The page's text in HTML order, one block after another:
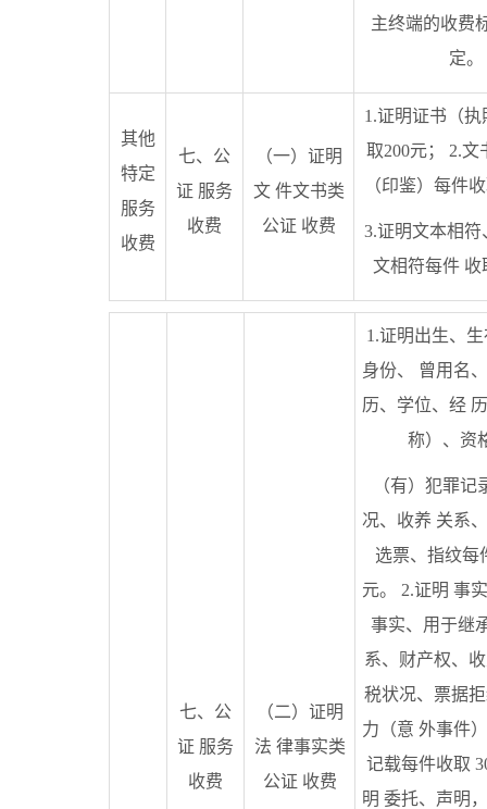
主终端的收费
定。
其他
特定
服务
收费
七、公
证 服务
收费
（一）证明
文 件文书类
公证 收费
1.证明证书（
取200元； 2.文
（印鉴）每件
3.证明文本相符
文相符每件 收
七、公
证 服务
收费
（二）证明
法 律事实类
公证 收费
1.证明出生、
身份、 曾用名
历、学位、经
称）、资
（有）犯罪记
况、收养 关系
选票、指纹每
元。 2.证明 事
事实、用于继
系、财产权、
税状况、票据
力（意 外事件
记载每件收取
明 委托、声明